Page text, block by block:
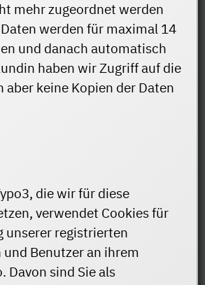
mehr zugeordnet werden
werden für maximal 14
und danach automatisch
haben wir Zugriff auf die
aber keine Kopien der Daten
die wir für diese
verwendet Cookies für
unserer registrierten
Benutzer an ihrem
Davon sind Sie als